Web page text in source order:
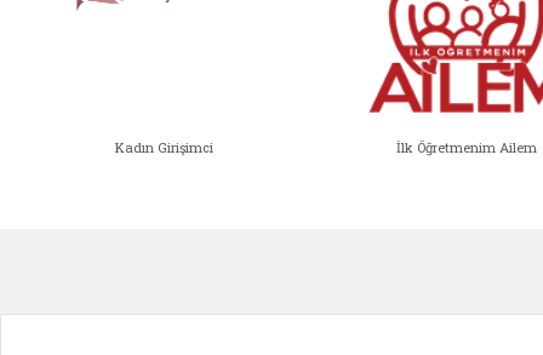
Kadın Girişimci İlk Öğretmenim Ailem